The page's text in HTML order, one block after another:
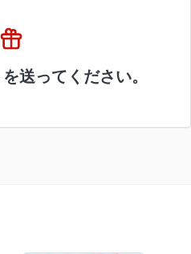
送ってください。